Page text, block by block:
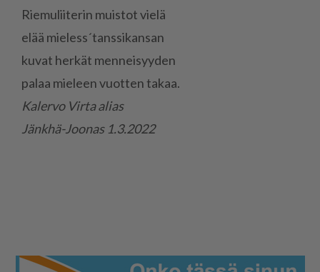
Rie­mu­lii­te­rin muis­tot vie­lä
elää mie­less´tans­si­kan­san
ku­vat her­kät men­nei­syy­den
pa­laa mie­leen vuot­ten ta­kaa.
Ka­ler­vo Vir­ta ali­as
Jänk­hä-Joo­nas 1.3.2022